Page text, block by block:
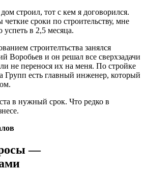
строил, тот с кем я договорился.
сроки по строительству, мне
в 2,5 месяца.
строителтьства занялся
Воробьев и он решал все сверхзадачи
не перенося их на меня. По стройке
Групп есть главный инженер, который
в нужный срок. Что редко в
—